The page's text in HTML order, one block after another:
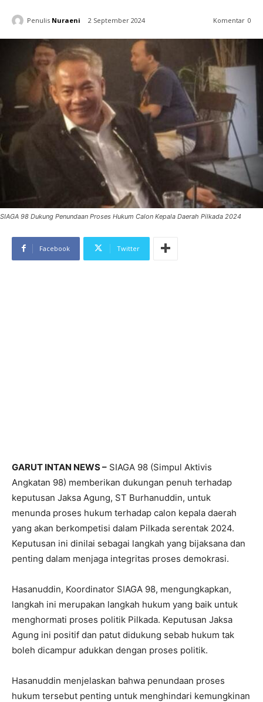
Penulis Nuraeni 2 September 2024 Komentar 0
SIAGA 98 Dukung Penundaan Proses Hukum Calon Kepala Daerah Pilkada 2024
Facebook Twitter
GARUT INTAN NEWS – SIAGA 98 (Simpul Aktivis
Angkatan 98) memberikan dukungan penuh terhadap
keputusan Jaksa Agung, ST Burhanuddin, untuk
menunda proses hukum terhadap calon kepala daerah
yang akan berkompetisi dalam Pilkada serentak 2024.
Keputusan ini dinilai sebagai langkah yang bijaksana dan
penting dalam menjaga integritas proses demokrasi.
Hasanuddin, Koordinator SIAGA 98, mengungkapkan,
langkah ini merupakan langkah hukum yang baik untuk
menghormati proses politik Pilkada. Keputusan Jaksa
Agung ini positif dan patut didukung sebab hukum tak
boleh dicampur adukkan dengan proses politik.
Hasanuddin menjelaskan bahwa penundaan proses
hukum tersebut penting untuk menghindari kemungkinan